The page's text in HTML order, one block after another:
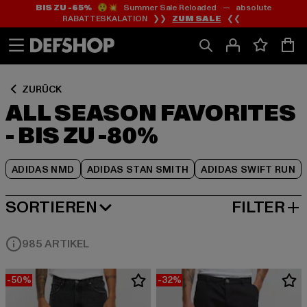
Zum
Inhalt
springen
Zum
Fußzeile
springen
BIS ZU -65%😲💥 Summer Sale Reloaded — absolute
RABATTESKALATION ❯❯ ZUM SALE ❮❮
ZURÜCK
ALL SEASON FAVORITES
- BIS ZU -80%
ADIDAS NMD ADIDAS STAN SMITH ADIDAS SWIFT RUN
Zum
Produktraster
springen
SORTIEREN
BELIEBTESTE FILTER
985 ARTIKEL
-50% -32%